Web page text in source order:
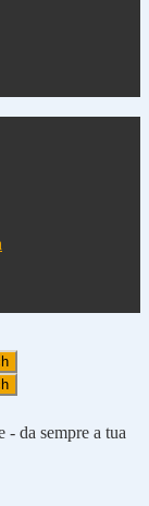
da sempre a tua